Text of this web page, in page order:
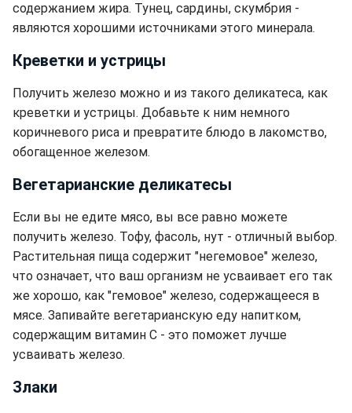
содержанием жира. Тунец, сардины, скумбрия -
являются хорошими источниками этого минерала.
Креветки и устрицы
Получить железо можно и из такого деликатеса, как
креветки и устрицы. Добавьте к ним немного
коричневого риса и превратите блюдо в лакомство,
обогащенное железом.
Вегетарианские деликатесы
Если вы не едите мясо, вы все равно можете
получить железо. Тофу, фасоль, нут - отличный выбор.
Растительная пища содержит "негемовое" железо,
что означает, что ваш организм не усваивает его так
же хорошо, как "гемовое" железо, содержащееся в
мясе. Запивайте вегетарианскую еду напитком,
содержащим витамин С - это поможет лучше
усваивать железо.
Злаки